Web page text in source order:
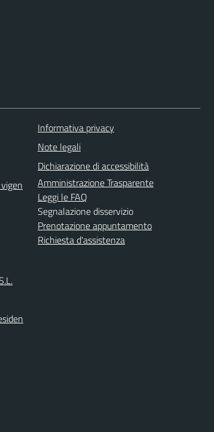
Informativa privacy
Note legali
Dichiarazione di accessibilità
Amministrazione Trasparente
Leggi le FAQ
Segnalazione disservizio
Prenotazione appuntamento
Richiesta d'assistenza